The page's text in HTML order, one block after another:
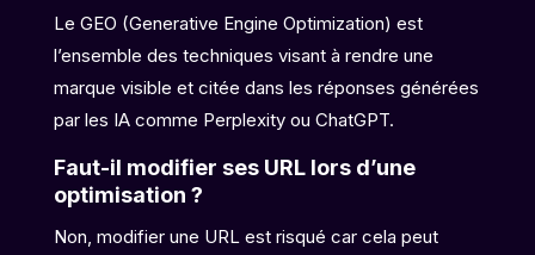
Le GEO (Generative Engine Optimization) est
l’ensemble des techniques visant à rendre une
marque visible et citée dans les réponses générées
par les IA comme Perplexity ou ChatGPT.
Faut-il modifier ses URL lors d’une
optimisation ?
Non, modifier une URL est risqué car cela peut